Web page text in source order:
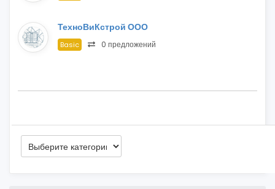
ТехноВиКстрой ООО
Basic 0 предложений